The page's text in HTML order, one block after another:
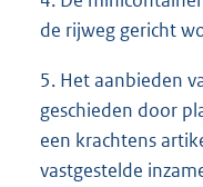
de rijweg gericht
5. Het aanbieden
geschieden door
een krachtens
vastgestelde